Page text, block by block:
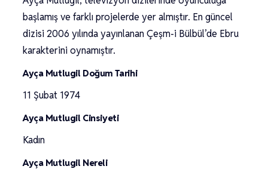
başlamış ve farklı projelerde yer almıştır. En güncel
dizisi 2006 yılında yayınlanan Çeşm-i Bülbül’de Ebru
karakterini oynamıştır.
Ayça Mutlugil Doğum Tarihi
11 Şubat 1974
Ayça Mutlugil Cinsiyeti
Kadın
Ayça Mutlugil Nereli